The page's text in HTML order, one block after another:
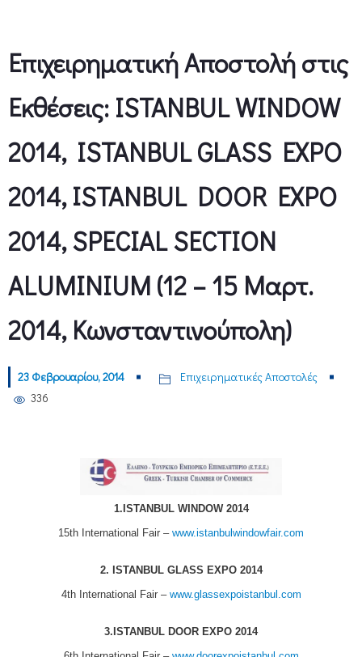
Επιχειρηματική Αποστολή στις
Εκθέσεις: ISTANBUL WINDOW
2014, ISTANBUL GLASS EXPO
2014, ΙSTANBUL DOOR EXPO
2014, SPECIAL SECTION
ALUMINIUM (12 – 15 Μαρτ.
2014, Κωνσταντινούπολη)
23 Φεβρουαρίου, 2014
Επιχειρηματικές Αποστολές
336
1.ISTANBUL WINDOW 2014
15th International Fair – www.istanbulwindowfair.com
2. ISTANBUL GLASS EXPO 2014
4th International Fair – www.glassexpoistanbul.com
3.ISTANBUL DOOR EXPO 2014